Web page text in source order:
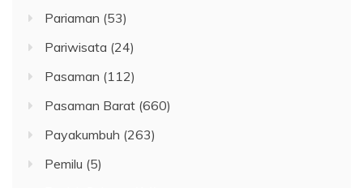
Pariaman (53)
Pariwisata (24)
Pasaman (112)
Pasaman Barat (660)
Payakumbuh (263)
Pemilu (5)